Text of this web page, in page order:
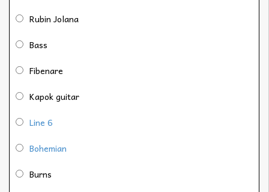
Rubin Jolana
Bass
Fibenare
Kapok guitar
Line 6
Bohemian
Burns